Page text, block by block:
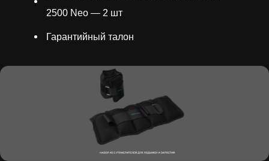
2500 Neo — 2 шт
Гарантийный талон